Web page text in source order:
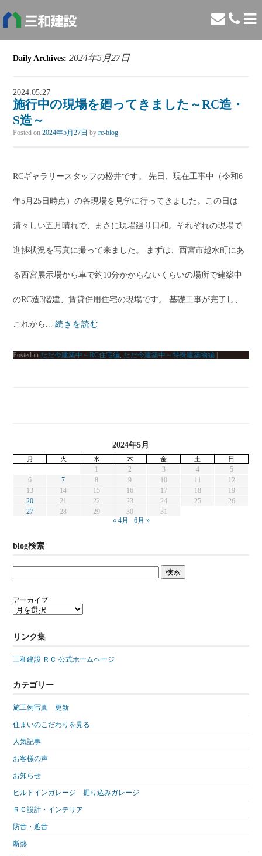
Daily Archives:2024年5月27日
2024.05.27
施行中の現場を廻ってきました～RC造・
S造～
Posted on2024年5月27日 byrc-blog
RCギャラリースタッフの松井です。 先日、現在工事中（令和6
年5月25日時点）の各現場を見学に行ってきました。この日は
清々しい五月晴れで、まさに現場廻り日和。それぞれの現場で
進捗状況を写真に撮って来ました。 まずは、西宮市越水町にあ
る西宮展示場から車で約10分かからないくらいの場所で建築中
のRC造3階建、賃貸併用住宅の現場です。 基礎工事が完了し、
これから...続きを読む
Posted in ただ今建築中～RC住宅編, ただ今建築中～特殊建築物編
2024年5月
月 火 水 木 金 土 日
1 2 3 4
5
6
7 8 9 10 11
12
13
14 15 16 17 18
19
20
21 22 23 24 25
26
27
28 29 30
31
« 4月
6月 »
blog検索
アーカイブ
リンク集
三和建設 ＲＣ 公式ホームページ
カテゴリー
施工例写真 更新
住まいのこだわりを見る
人気記事
お客様の声
お知らせ
ビルトインガレージ 掘り込みガレージ
ＲＣ設計・インテリア
防音・遮音
断熱